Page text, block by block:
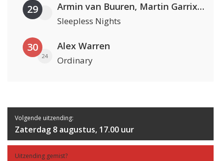
29 Armin van Buuren, Martin Garrix & Libby Whitehouse
Sleepless Nights
30
24
Alex Warren
Ordinary
Volgende uitzending:
Zaterdag 8 augustus, 17.00 uur
Uitzending gemist?